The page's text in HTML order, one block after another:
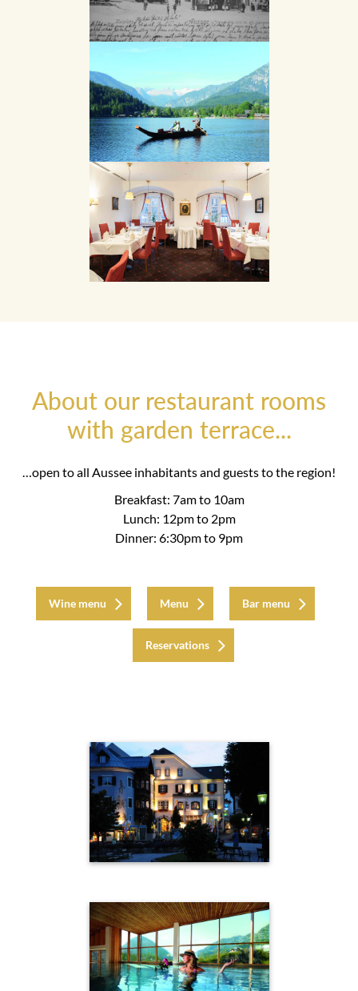
About our restaurant rooms
with garden terrace...
…open to all Aussee inhabitants and guests to the region!
Breakfast: 7am to 10am
Lunch: 12pm to 2pm
Dinner: 6:30pm to 9pm
Wine menu Menu Bar menu
Reservations